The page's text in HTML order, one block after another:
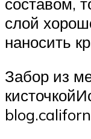
слой
наносить
Забор из